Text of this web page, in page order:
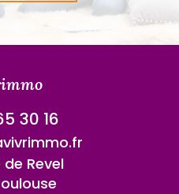
30 16
Revel